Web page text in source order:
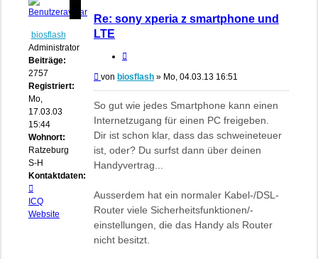
biosflash
Administrator
Beiträge:
2757
Registriert:
Mo,
17.03.03
15:44
Wohnort:
Ratzeburg,
S-H
Kontaktdaten:
von
biosflash
ICQ
Website
Re: sony xperia z smartphone und
LTE
Beitrag
von biosflash » Mo, 04.03.13 16:51
So gut wie jedes Smartphone kann einen
Internetzugang für einen PC freigeben.
Dir ist schon klar, dass das schweineteuer
ist, oder? Du surfst dann über deinen
Handyvertrag...
Ausserdem hat ein normaler Kabel-/DSL-
Router viele Sicherheitsfunktionen/-
einstellungen, die das Handy als Router
nicht besitzt.